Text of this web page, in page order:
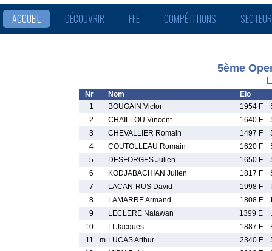
ACCUEIL DÉCOUVRIR FFE COMPÉTITIONS
5ème
Nr Nom
Elo
1
BOUGAIN Victor 1954 F
2
CHAILLOU Vincent 1640 F
3
CHEVALLIER Romain 1497 F
4
COUTOLLEAU Romain 1620 F
5
DESFORGES Julien 1650 F
6
KODJABACHIAN Julien 1817 F
7
LACAN-RUS David 1998 F
8
LAMARRE Armand 1808 F
9
LECLERE Natawan 1399 E
10
LI Jacques 1887 F
11
m LUCAS Arthur 2340 F